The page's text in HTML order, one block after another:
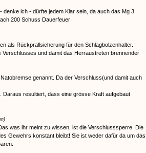
denke ich - dürfte jedem Klar sein, da auch das Mg 3
200 Schuss Dauerfeuer
als Rückprallsicherung für den Schlagbolzenhalter.
und damit das Herraustreten brennender
genannt. Da der Verschluss(und damit auch
resultiert, dass eine grösse Kraft aufgebaut
was ihr meint zu wissen, ist die Verschlusssperre. Die
Gewehrs konstant bleibt! Sie ist weder dafür da um das